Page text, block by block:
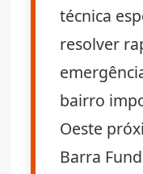
técnica
resolver
bairro
Oeste
Barra